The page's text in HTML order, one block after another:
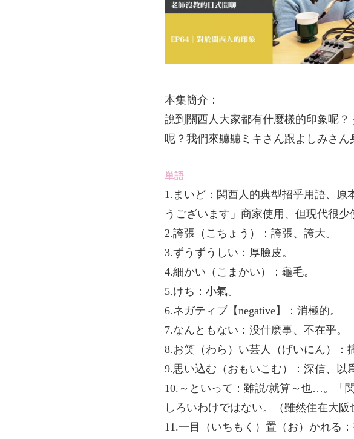
本集簡介：
說到關西人大家都有什麼樣的印象呢
呢？我們來聽聽ミキさん跟よしみさん
単語
1.まいど：関西人的典型招乎用語、原
うございます」商家使用、但現代很少
2.誇張（こちょう）：誇張、誇大。
3.ずうずうしい：厚臉皮。
4.細かい（こまかい）：龜毛。
5.けち：小氣。
6.ネガティブ【negative】：消極的。
7.なんともない：没什麽事、不在乎。
8.お笑（わら）い芸人（げいにん）：
9.思い込む（おもいこむ）：深信、以
10.～といって：雖説/就算～也…。「
しろいわけではない。（雖然住在大
11.一目（いちもく）置（お）かれる